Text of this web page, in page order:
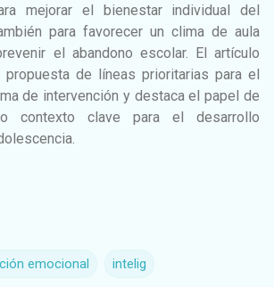
mejorar el bienestar individual del
para favorecer un clima de aula
el abandono escolar. El artículo
propuesta de líneas prioritarias para el
de intervención y destaca el papel de
contexto clave para el desarrollo
emocional intelig